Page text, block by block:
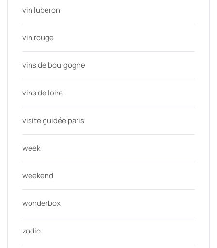
vin luberon
vin rouge
vins de bourgogne
vins de loire
visite guidée paris
week
weekend
wonderbox
zodio